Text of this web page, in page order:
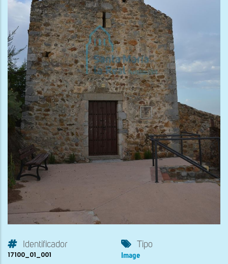
Identificador
17100_01_001
Tipo
Image